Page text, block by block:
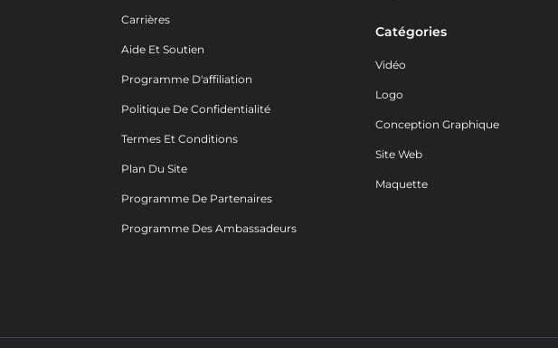
Carrières
Aide Et Soutien
Programme D'affiliation
Politique De Confidentialité
Termes Et Conditions
Plan Du Site
Programme De Partenaires
Programme Des Ambassadeurs
Catégories
Vidéo
Logo
Conception Graphique
Site Web
Maquette